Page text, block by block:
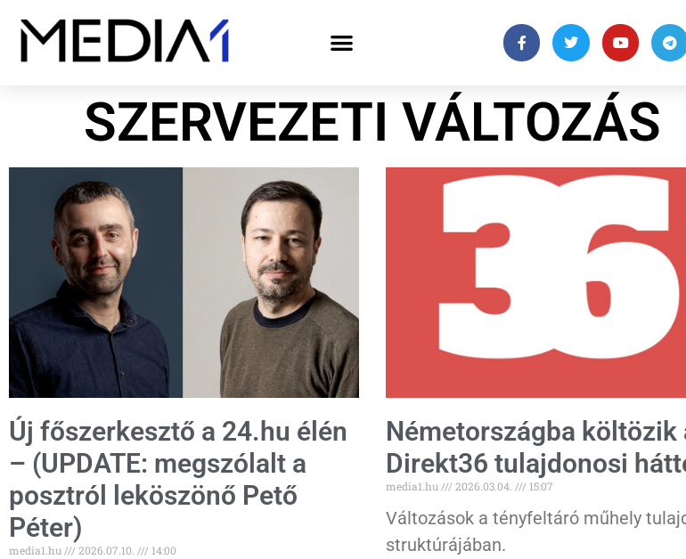
SZERVEZETI VÁLTOZÁS
Új főszerkesztő a 24.hu élén
– (UPDATE: megszólalt a
posztról leköszönő Pető
Péter)
media1.hu 2026.07.10. 14:00
Németországba költözik
Direkt36 tulajdonosi
media1.hu 2026.03.04. 15:07
Változások a tényfeltáró műhely
struktúrájában.